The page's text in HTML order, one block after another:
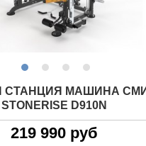
СТАНЦИЯ МАШИНА
STONERISE D910N
219 990 руб